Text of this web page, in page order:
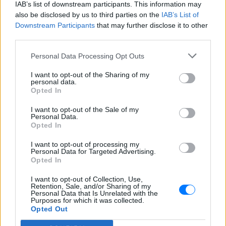
IAB’s list of downstream participants. This information may
also be disclosed by us to third parties on the IAB’s List of
Downstream Participants that may further disclose it to other
Personal Data Processing Opt Outs
I want to opt-out of the Sharing of my
personal data.
Opted In
I want to opt-out of the Sale of my
Personal Data.
Opted In
I want to opt-out of processing my
Personal Data for Targeted Advertising.
Opted In
I want to opt-out of Collection, Use,
Retention, Sale, and/or Sharing of my
Personal Data that Is Unrelated with the
Purposes for which it was collected.
Opted Out
μποϊκοτάζ οι Ευρωπαίοι και ζητούν εγγυήσεις
Νέα ανακοίνωση της UEFA η οποία σημειώνει ότι επιμένει
στη θέση της για μποϊκοτάζ από τις διοργανώσεις της FIFA
υιοθετήσει η αγέλη των λύκων
– Το σπαρακτικό βίντεο
Μια μοναδική σχέση ανάμεσα σε λύκους
και ένα κουτάβι
Ανδρας βγήκε στην πλατεία του